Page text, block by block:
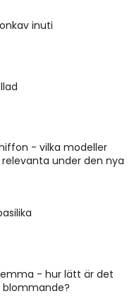
inuti
- vilka modeller
under den nya
- hur lätt är det